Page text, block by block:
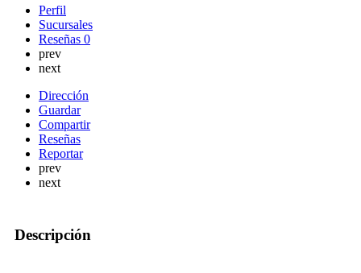
Perfil
Sucursales
Reseñas 0
prev
next
Dirección
Guardar
Compartir
Reseñas
Reportar
prev
next
Descripción